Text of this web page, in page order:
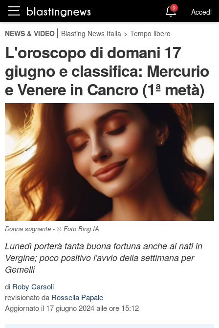
2 Accedi
NEWS & VIDEO Blasting News Italia > Tempo libero
L'oroscopo di domani 17
giugno e classifica: Mercurio
e Venere in Cancro (1ª metà)
Donna sognante - © Foto Bing IA
Lunedì porterà tanta buona fortuna anche ai nati in
Vergine; poco positivo l'avvio della settimana per
Gemelli
di Roby Carsoli
revisionato da Rossella Papale
Aggiornato il 17 giugno 2024 alle ore 15:12